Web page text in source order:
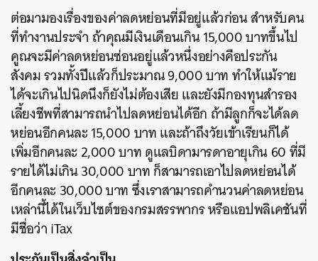
ต่อมามองเรื่องของค่าลดหย่อนที่มีอยู่แล้วก่อน สำหรับคน
ที่ทำงานประจำ ถ้าคุณมีเงินเดือนเกิน 15,000 บาทขึ้นไป
คูณจะมีค่าลดหย่อนซ่อนอยู่แล้วหนึ่งอย่างคือประกัน
สังคม รวมทั้งปีแล้วก็ประมาณ 9,000 บาท ทำให้แม้ราย
ได้จะเกินไปนิดนึงก็ยังไม่ต้องเสีย และยังมีกองทุนสำรอง
เลี้ยงชีพที่สามารถนำไปลดหย่อนได้อีก ถ้ามีลูกก็จะได้ลด
หย่อนอีกคนละ 15,000 บาท และถ้าถึงวัยเข้าเรียนก็ได้
เพิ่มอีกคนละ 2,000 บาท ดูแลบิดามารดาอายุเกิน 60 ที่มี
รายได้ไม่เกิน 30,000 บาท ก็สามารถเอาไปลดหย่อนได้
อีกคนละ 30,000 บาท ซึ่งเราสามารถคำนวนค่าลดหย่อน
เหล่านี้ได้ในเว็บไซต์ของกรมสรรพากร หรือแอปพลิเคชันที่
มีชื่อว่า iTax